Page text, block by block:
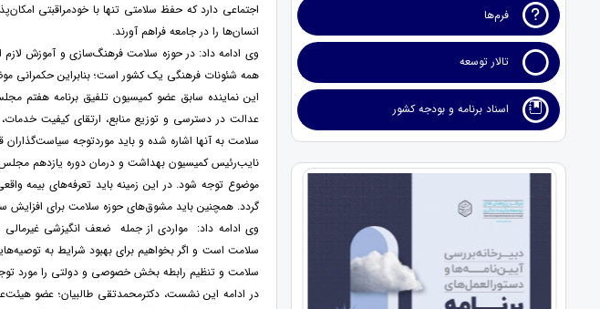
فرم‌ها
تالار توسعه
اسناد برنامه و بودجه کشور
اجتماعی دارد که حفظ سلامتی تنها با خودمراقبتی
انسان‌ها را در جامعه فراهم آورند.
وی ادامه داد: در حوزه سلامت فرهنگ‌سازی و آموزش
همه شئونات فرهنگی یک کشور است؛ بنابراین حکمرانی
این نماینده سابق عضو کمیسیون تلفیق برنامه هفتم
عدالت در دسترسی و توزیع منابع، ارتقای کیفیت
سلامت به آنها اشاره شده و باید موردتوجه سیاست‌گذاران
نایب‌رئیس کمیسیون بهداشت و درمان دوره یازدهم مجلس
موضوع توجه شود. در این زمینه باید تعرفه‌های بیمه
گردد. همچنین باید مشوق‌های حوزه سلامت برای افزایش
وی ادامه داد: مواردی از جمله ضعف انگیزشی
سلامت است و اگر بخواهیم برای بهبود شرایط به
سلامت و تنظیم رابطه بخش خصوصی و دولتی را مورد توجه
در ادامه این نشست، دکترمحمدتقی طالبیان؛ عضو